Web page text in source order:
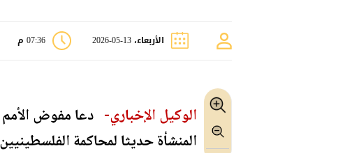
الأربعاء، 13-05-2026 07:36 م
الوكيل الإخباري- دعا مفوض الأمم
المنشأة حديثا لمحاكمة